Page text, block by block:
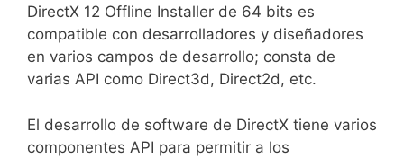
DirectX 12 Offline Installer de 64 bits es
compatible con desarrolladores y diseñadores
en varios campos de desarrollo; consta de
varias API como Direct3d, Direct2d, etc.
El desarrollo de software de DirectX tiene varios
componentes API para permitir a los